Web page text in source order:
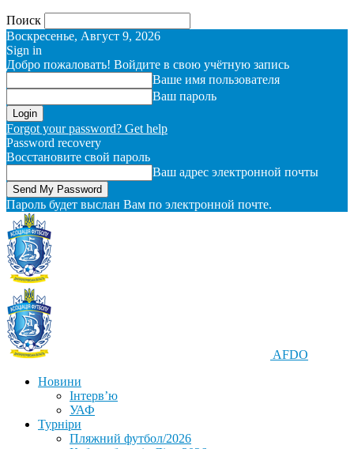
Поиск
Воскресенье, Август 9, 2026
Sign in
Добро пожаловать! Войдите в свою учётную запись
Ваше имя пользователя
Ваш пароль
Forgot your password? Get help
Password recovery
Восстановите свой пароль
Ваш адрес электронной почты
Пароль будет выслан Вам по электронной почте.
AFDO
Новини
Інтерв’ю
УАФ
Турніри
Пляжний футбол/2026